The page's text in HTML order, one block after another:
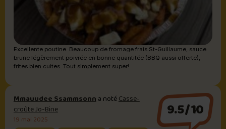
Excellente poutine. Beaucoup de fromage frais St-Guillaume, sauce
brune légèrement poivrée en bonne quantitée (BBQ aussi offerte),
frites bien cuites. Tout simplement super!
Mmauudee Ssammsonna notéCasse-
croûte Jo-Bine
19 mai 2025 9.5/10